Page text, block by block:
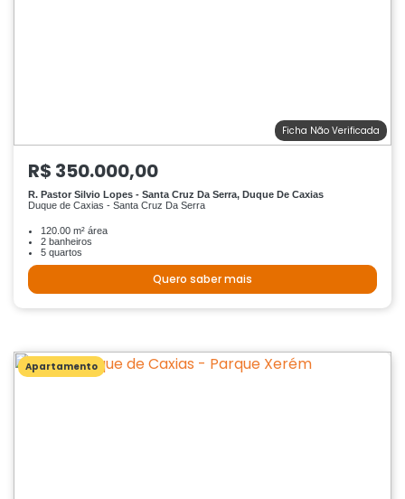
Ficha Não Verificada
R$ 350.000,00
R. Pastor Silvio Lopes - Santa Cruz Da Serra, Duque De Caxias
Duque de Caxias - Santa Cruz Da Serra
120.00 m² área
2 banheiros
5 quartos
Quero saber mais
Apartamento